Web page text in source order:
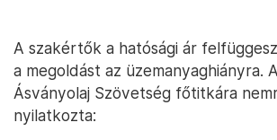
A szakértők a hatósági ár
a megoldást az üzemanyaghiányra.
Ásványolaj Szövetség főtitkára
nyilatkozta: